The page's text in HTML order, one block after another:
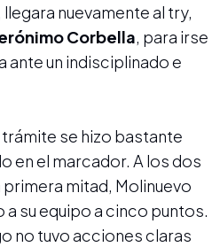
nuevamente al try,
Corbella, para irse
ante un indisciplinado e
trámite se hizo bastante
en el marcador. A los dos
primera mitad, Molinuevo
a su equipo a cinco puntos.
no tuvo acciones claras